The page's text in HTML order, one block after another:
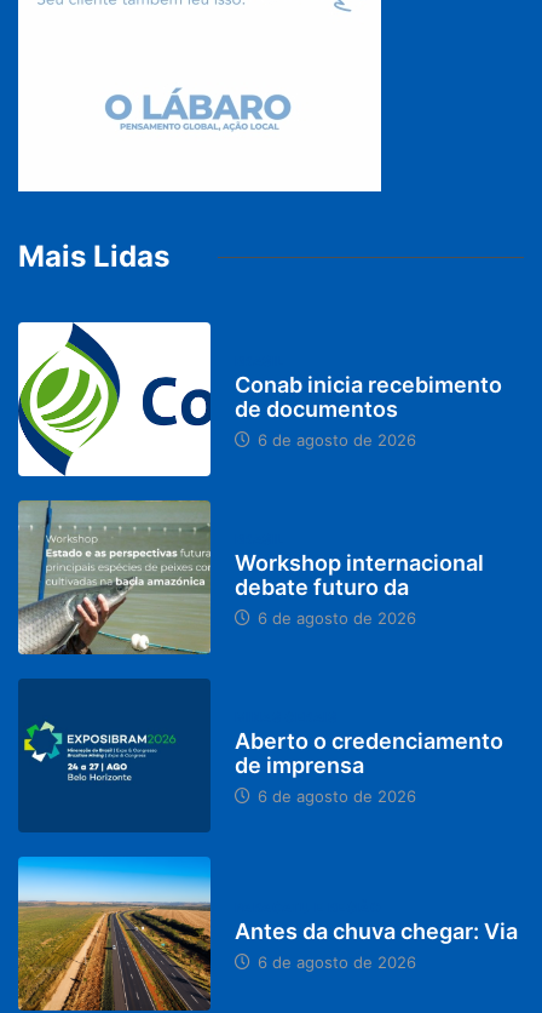
Mais Lidas
Conab inicia recebimento
de documentos
6 de agosto de 2026
Workshop internacional
debate futuro da
6 de agosto de 2026
Aberto o credenciamento
de imprensa
6 de agosto de 2026
Antes da chuva chegar: Via
6 de agosto de 2026